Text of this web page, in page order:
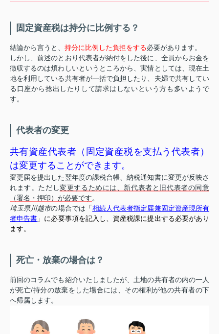
固定資産税は持分に比例する？
結論から言うと、 持分に比例した負担をする必要があります。
しかし、前述のとおり代表者が納付をした後に、全員からお金を
徴収するのは煩わしいというところから、実情としては、現在土
地を利用している共有者が一括で負担したり、夫婦で共有してい
る口座から捻出したりして請求はしないという方も多いようで
す。
代表者の変更
共有資産代表者（固定資産税を支払う代表者）
は変更することができます。
変更届を提出した翌年度の課税台帳、納税通知書に変更が反映さ
れます。ただし変更するためには、新代表者と旧代表者の同意
（署名・押印）が必要です。
埼玉県川越市の場合では 「相続人代表者指定届兼固定資産現所有
者申告書 」に必要事項を記入し、資産税課に提出する必要があり
ます。
死亡・放棄の場合は？
前回のコラムでも紹介いたしましたが、土地の共有者の内の一人
が死亡/持分の放棄をした場合には、その権利が他の共有者の下
へ帰属します。